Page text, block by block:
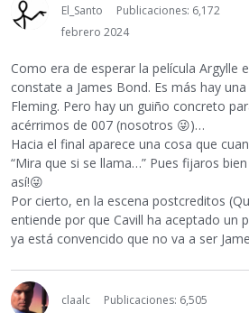
El_Santo
Publicaciones: 6,172
febrero 2024
Como era de esperar la película Argylle
constate a James Bond. Es más hay
Fleming. Pero hay un guiño concreto
acérrimos de 007 (nosotros 😜)…
Hacia el final aparece una cosa que
“Mira que si se llama…” Pues fijaros
así!😜
Por cierto, en la escena postcreditos
entiende por que Cavill ha aceptado un
ya está convencido que no va a ser
claalc
Publicaciones: 6,505